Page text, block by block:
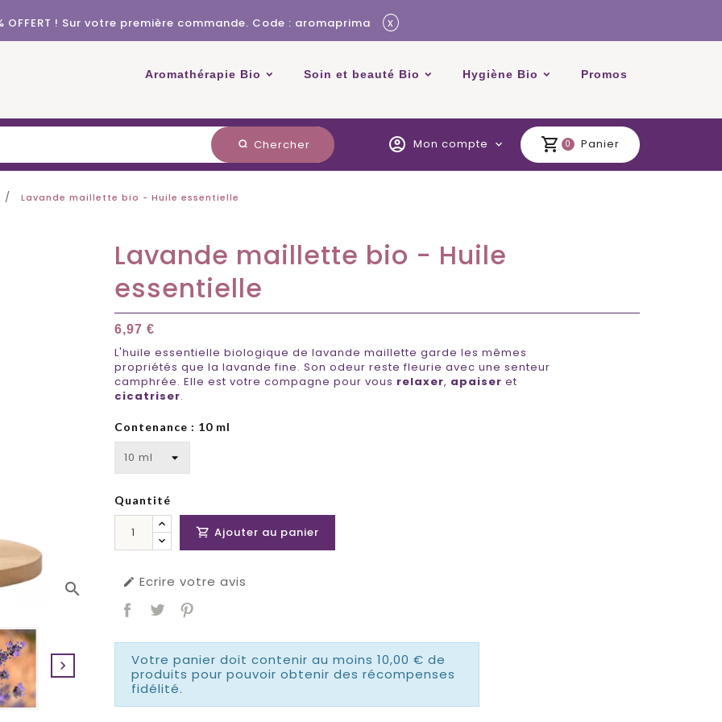
OFFERT ! Sur votre première commande. Code : aromaprima x
Aromathérapie Bio Soin et beauté Bio Hygiène Bio Promos
search Chercher shopping_cart 0 Panier
account_circle Mon compte expand_more
Lavande maillette bio - Huile essentielle
search

Lavande maillette bio - Huile
essentielle
6,97 €
L'huile essentielle biologique de lavande maillette garde les mêmes
propriétés que la lavande fine. Son odeur reste fleurie avec une senteur
camphrée. Elle est votre compagne pour vous relaxer, apaiser et
cicatriser.
Contenance : 10 ml
Quantité
 Ajouter au panier
 Ecrire votre avis
Votre panier doit contenir au moins 10,00 € de
produits pour pouvoir obtenir des récompenses
fidélité.